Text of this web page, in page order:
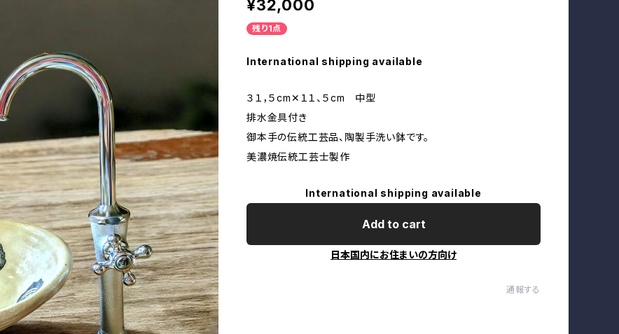
¥32,000
残り1点
International shipping available
３１，５cm✕１１、５cm 中型
排水金具付き
御本手の伝統工芸品、陶製手洗い鉢です。
美濃焼伝統工芸士製作
International shipping available
Add to cart
日本国内にお住まいの方向け
通報する